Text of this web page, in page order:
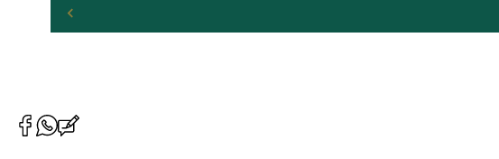
(Otwiera
(Otwiera
(Otwiera